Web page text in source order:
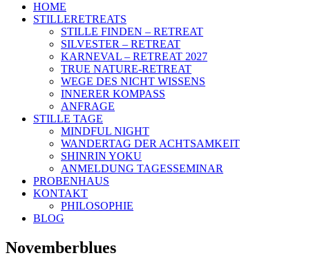
HOME
STILLERETREATS
STILLE FINDEN – RETREAT
SILVESTER – RETREAT
KARNEVAL – RETREAT 2027
TRUE NATURE-RETREAT
WEGE DES NICHT WISSENS
INNERER KOMPASS
ANFRAGE
STILLE TAGE
MINDFUL NIGHT
WANDERTAG DER ACHTSAMKEIT
SHINRIN YOKU
ANMELDUNG TAGESSEMINAR
PROBENHAUS
KONTAKT
PHILOSOPHIE
BLOG
Novemberblues